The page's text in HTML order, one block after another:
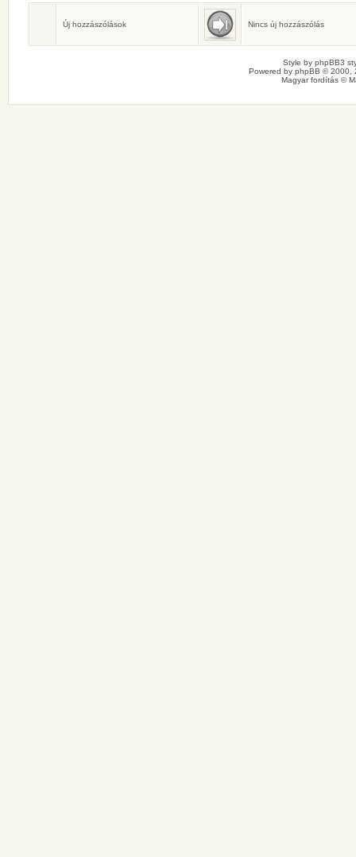
Születésnaposok
Ma senkinek sincs születésnapja.
Új hozzászólások Nincs új hozzászólás
Style by phpBB3
Powered by phpBB © 2000,
Magyar fordítás ©